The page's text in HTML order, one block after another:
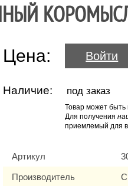
Цена: Войти
Наличие: под заказ
Товар может быть
Для получения
приемлемый для
Артикул
Производитель